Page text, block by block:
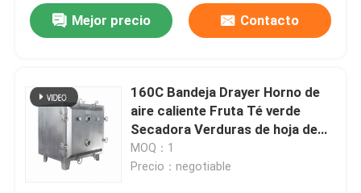
Mejor precio Contacto
160C Bandeja Drayer Horno de
aire caliente Fruta Té verde
Secadora Verduras de hoja de
Moringa
MOQ：1
Precio：negotiable